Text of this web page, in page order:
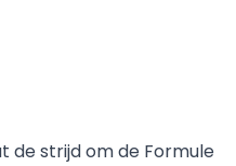
de strijd om de Formule